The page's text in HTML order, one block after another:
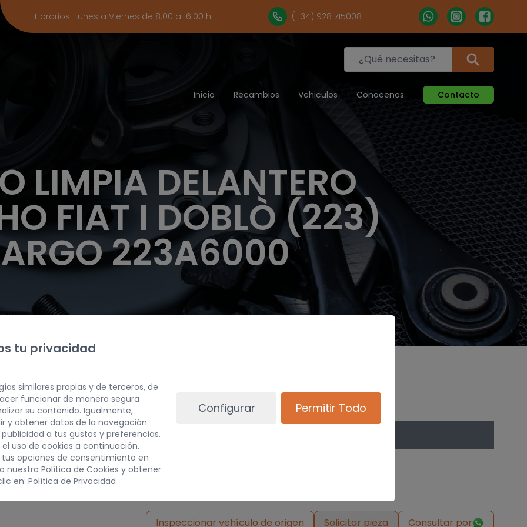
Horarios: Lunes a Viernes de 8.00 a 16.00 h (+34) 928 715008
Inicio Recambios Vehiculos Conocenos Contacto
LIMPIA DELANTERO
FIAT I DOBLÒ (223)
223A6000
PESO
Inspeccionar vehículo de origen Solicitar pieza Consultar por
tu privacidad
similares propias y de terceros, de
funcionar de manera segura
su contenido. Igualmente,
y obtener datos de la navegación
a tus gustos y preferencias.
uso de cookies a continuación.
opciones de consentimiento en
nuestra Política de Cookies y obtener
en: Política de Privacidad
Configurar Permitir Todo